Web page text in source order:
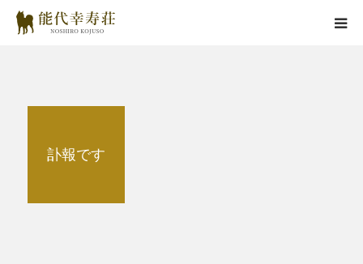
訃報です
在舎犬情報
里親情報